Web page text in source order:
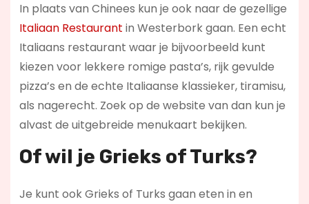
In plaats van Chinees kun je ook naar de gezellige
Italiaan Restaurant in Westerbork gaan. Een echt
Italiaans restaurant waar je bijvoorbeeld kunt
kiezen voor lekkere romige pasta’s, rijk gevulde
pizza’s en de echte Italiaanse klassieker, tiramisu,
als nagerecht. Zoek op de website van dan kun je
alvast de uitgebreide menukaart bekijken.
Of wil je Grieks of Turks?
Je kunt ook Grieks of Turks gaan eten in en